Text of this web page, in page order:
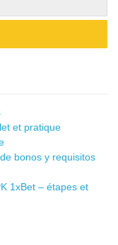
et pratique
bonos y requisitos
1xBet – étapes et